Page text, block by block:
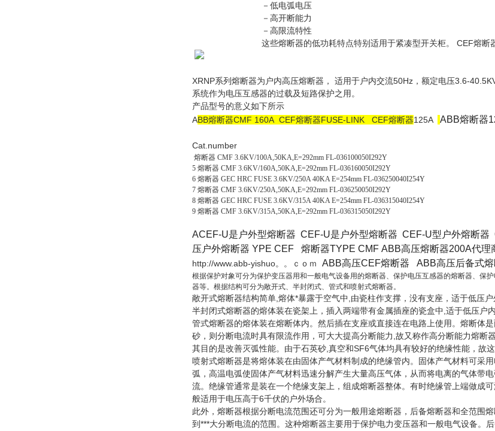
－低电弧电压
－高开断能力
－高限流特性
这些熔断器的低功耗特点特别适用于紧凑型开关柜。 CEF熔断器
XRNP系列熔断器为户内高压熔断器， 适用于户内交流50Hz，额定电压3.6-
系统作为电压互感器的过载及短路保护之用。
产品型号的意义如下所示
ABB熔断器CMF 160A CEF熔断器FUSE-LINK CEF熔断器125A ABB熔断器
Cat.number
熔断器 CMF 3.6KV/100A,50KA,E=292mm FL-036100050I292Y
5 熔断器 CMF 3.6KV/160A,50KA,E=292mm FL-036160050I292Y
6 熔断器 GEC HRC FUSE 3.6KV/250A 40KA E=254mm FL-036250040I254Y
7 熔断器 CMF 3.6KV/250A,50KA,E=292mm FL-036250050I292Y
8 熔断器 GEC HRC FUSE 3.6KV/315A 40KA E=254mm FL-036315040I254Y
9 熔断器 CMF 3.6KV/315A,50KA,E=292mm FL-036315050I292Y
ACEF-U是户外型熔断器 CEF-U是户外型熔断器 CEF-U型户外熔断器
压户外熔断器 YPE CEF 熔断器TYPE CMF ABB高压熔断器200A代理
http://www.abb-yishuo。。ｃｏｍ ABB高压CEF熔断器 ABB高压后备式
根据保护对象可分为保护变压器用和一般电气设备用的熔断器、保护电压互感器的熔断器、
器等。根据结构可分为敞开式、半封闭式、管式和喷射式熔断器。
敞开式熔断器结构简单,熔体*暴露于空气中,由瓷柱作支撑，没有支座，适于低压
半封闭式熔断器的熔体装在瓷架上，插入两端带有金属插座的瓷盒中,适于低压户
管式熔断器的熔体装在熔断体内。然后插在支座或直接连在电路上使用。熔断体
砂，则分断电流时具有限流作用，可大大提高分断能力,故又称作高分断能力熔断
其目的是改善灭弧性能。由于石英砂,真空和SF6气体均具有较好的绝缘性能，故
喷射式熔断器是将熔体装在由固体产气材料制成的绝缘管内。固体产气材料可采
弧，高温电弧使固体产气材料迅速分解产生大量高压气体，从而将电离的气体带
流。绝缘管通常是装在一个绝缘支架上，组成熔断器整体。有时绝缘管上端做成
般适用于电压高于6千伏的户外场合。
此外，熔断器根据分断电流范围还可分为一般用途熔断器，后备熔断器和全范围
到***大分断电流的范围。这种熔断器主要用于保护电力变压器和一般电气设备。